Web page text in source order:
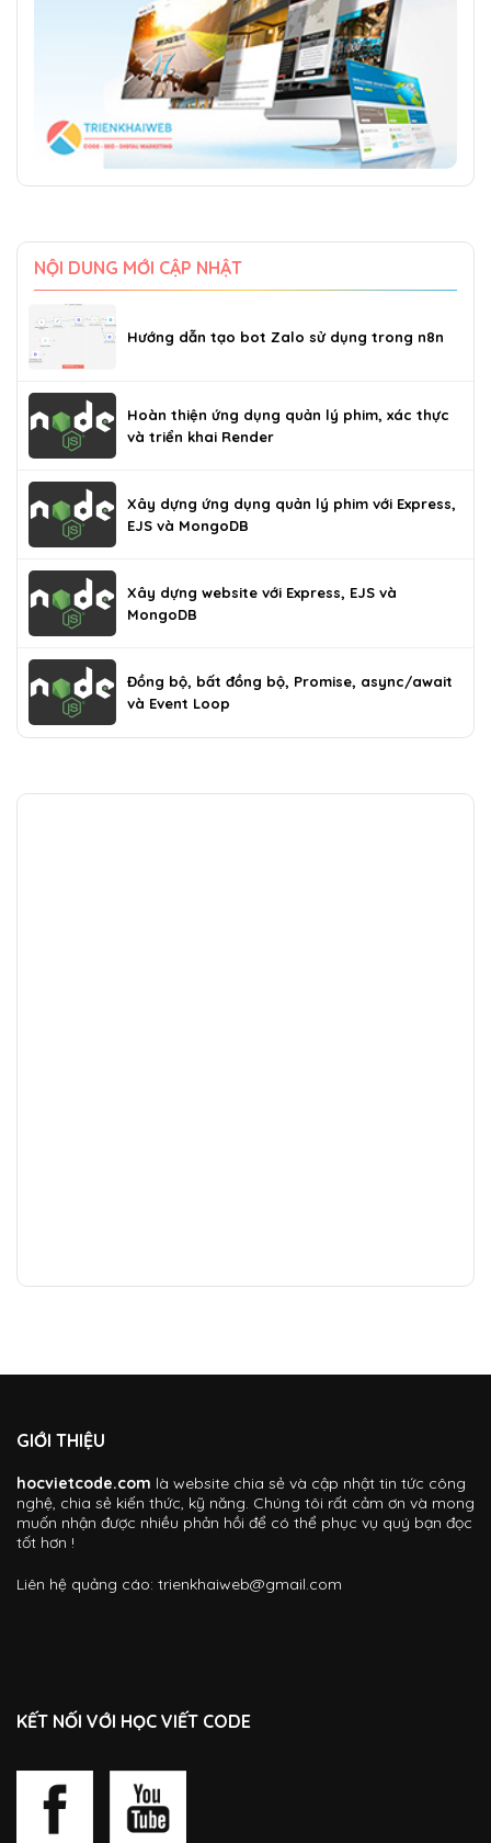
NỘI DUNG MỚI CẬP NHẬT
Hướng dẫn tạo bot Zalo sử dụng trong n8n
Hoàn thiện ứng dụng quản lý phim, xác thực
và triển khai Render
Xây dựng ứng dụng quản lý phim với Express,
EJS và MongoDB
Xây dựng website với Express, EJS và
MongoDB
Đồng bộ, bất đồng bộ, Promise, async/await
và Event Loop
GIỚI THIỆU
hocvietcode.com là website chia sẻ và cập nhật tin tức công
nghệ, chia sẻ kiến thức, kỹ năng. Chúng tôi rất cảm ơn và mong
muốn nhận được nhiều phản hồi để có thể phục vụ quý bạn đọc
tốt hơn !
Liên hệ quảng cáo: trienkhaiweb@gmail.com
KẾT NỐI VỚI HỌC VIẾT CODE